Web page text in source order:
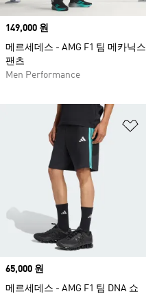
Price
149,000 원
메르세데스 - AMG F1 팀 메카닉스
팬츠
Men Performance
Price
65,000 원
메르세데스 - AMG F1 팀 DNA 쇼